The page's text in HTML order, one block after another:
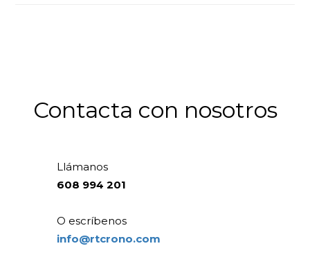
Contacta con nosotros
Llámanos
608 994 201
O escríbenos
info@rtcrono.com